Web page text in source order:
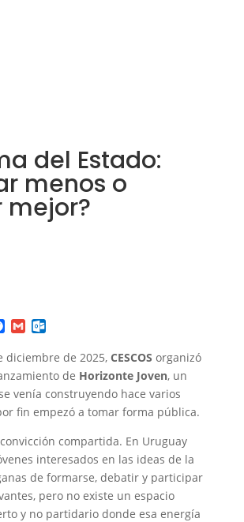
del Estado:
menos o
mejor?
F
c
b
o
o
G
a
l
O
t
o
o
k
c
o
m
diciembre de 2025, CESCOS organizó
de Horizonte Joven, un
venía construyendo hace varios
fin empezó a tomar forma pública.
compartida. En Uruguay
interesados en las ideas de la
de formarse, debatir y participar
pero no existe un espacio
y no partidario donde esa energía